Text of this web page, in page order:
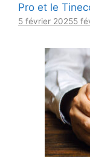
Pro et le
5 février 20255